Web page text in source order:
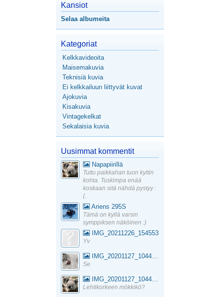
Kansiot
Selaa albumeita
Kategoriat
Kelkkavideoita
Maisemakuvia
Teknisiä kuvia
Ei kelkkailuun liittyvät kuvat
Ajokuvia
Kisakuvia
Vintagekelkat
Sekalaisia kuvia
Uusimmat kommentit
Napapiirillä
Tuttu paikkahan tuon kyltin
kohta. Tuskimpa enää
koskaan sitä nähdä pystyy :
(.
Ariens 295S
Tämä on kyllä varsin
symppiksen näköinen :)
IMG_20211226_154553
Yv
IMG_20201127_104441_1
Se
IMG_20201127_104441_1
Lehtikorkeen mökkikö?